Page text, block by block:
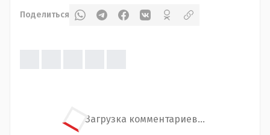
Поделиться
Загрузка комментариев...